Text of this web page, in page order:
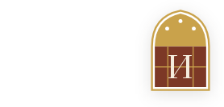
И